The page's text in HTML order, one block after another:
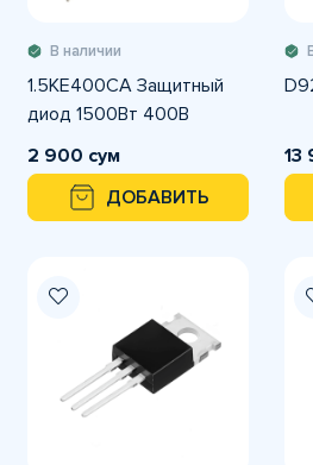
В наличии
1.5KE400CA Защитный
диод 1500Вт 400В
2 900 сум
ДОБАВИТЬ
13